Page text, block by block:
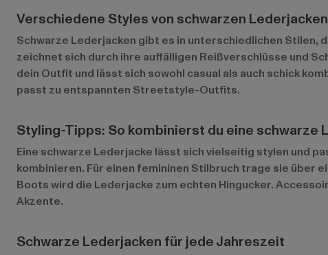
Verschiedene Styles von schwarzen Lederjacken
Schwarze Lederjacken gibt es in unterschiedlichen Stilen,
zeichnet sich durch ihre auffälligen Reißverschlüsse und
dein Outfit und lässt sich sowohl casual als auch schick
passt zu entspannten Streetstyle-Outfits.
Styling-Tipps: So kombinierst du eine schwarze
Eine schwarze Lederjacke lässt sich vielseitig stylen und
kombinieren. Für einen femininen Stilbruch trage sie über
Boots wird die Lederjacke zum echten Hingucker.
Akzente.
Schwarze Lederjacken für jede Jahreszeit